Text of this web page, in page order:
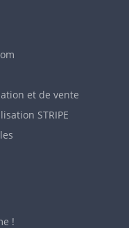
et de vente
STRIPE
!